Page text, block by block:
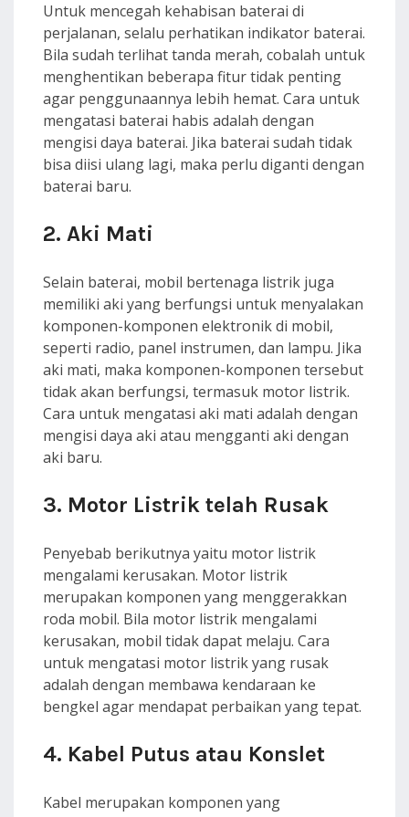
Untuk mencegah kehabisan baterai di
perjalanan, selalu perhatikan indikator baterai.
Bila sudah terlihat tanda merah, cobalah untuk
menghentikan beberapa fitur tidak penting
agar penggunaannya lebih hemat. Cara untuk
mengatasi baterai habis adalah dengan
mengisi daya baterai. Jika baterai sudah tidak
bisa diisi ulang lagi, maka perlu diganti dengan
baterai baru.
2. Aki Mati
Selain baterai, mobil bertenaga listrik juga
memiliki aki yang berfungsi untuk menyalakan
komponen-komponen elektronik di mobil,
seperti radio, panel instrumen, dan lampu. Jika
aki mati, maka komponen-komponen tersebut
tidak akan berfungsi, termasuk motor listrik.
Cara untuk mengatasi aki mati adalah dengan
mengisi daya aki atau mengganti aki dengan
aki baru.
3. Motor Listrik telah Rusak
Penyebab berikutnya yaitu motor listrik
mengalami kerusakan. Motor listrik
merupakan komponen yang menggerakkan
roda mobil. Bila motor listrik mengalami
kerusakan, mobil tidak dapat melaju. Cara
untuk mengatasi motor listrik yang rusak
adalah dengan membawa kendaraan ke
bengkel agar mendapat perbaikan yang tepat.
4. Kabel Putus atau Konslet
Kabel merupakan komponen yang